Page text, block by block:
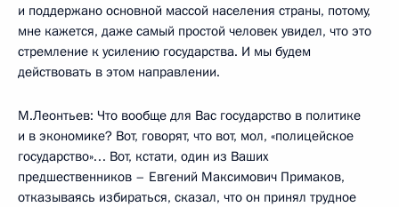
и поддержано основной массой населения страны, потому,
мне кажется, даже самый простой человек увидел, что это
стремление к усилению государства. И мы будем
действовать в этом направлении.
М.Леонтьев: Что вообще для Вас государство в политике
и в экономике? Вот, говорят, что вот, мол, «полицейское
государство»… Вот, кстати, один из Ваших
предшественников – Евгений Максимович Примаков,
отказываясь избираться, сказал, что он принял трудное